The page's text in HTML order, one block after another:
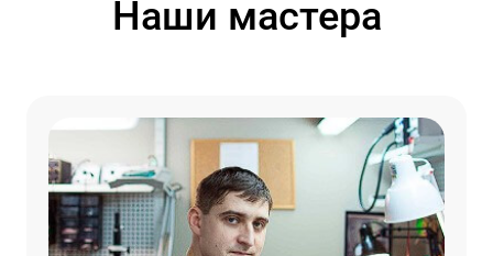
Наши мастера